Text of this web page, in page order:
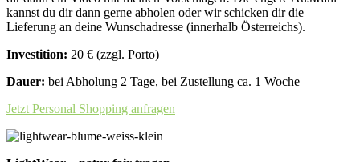
kannst du dir dann gerne abholen oder wir schicken dir die
Lieferung an deine Wunschadresse (innerhalb Österreichs).
Investition: 20 € (zzgl. Porto)
Dauer: bei Abholung 2 Tage, bei Zustellung ca. 1 Woche
Jetzt Personal Shopping anfragen